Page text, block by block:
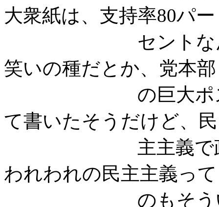
大衆紙は、支持率80パー
セントなんてい
笑いの種だとか、党本部
の巨大ポスター
て書いたそうだけど、民
主主義で政権交
われわれの民主主義って
のもそういうこ